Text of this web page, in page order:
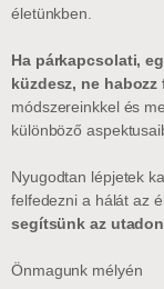
életünkben.
Ha párkapcsolati,
küzdesz, ne
módszereinkkel és
különböző
Nyugodtan lépjetek
felfedezni a hálát az
segítsünk az
Önmagunk mélyén